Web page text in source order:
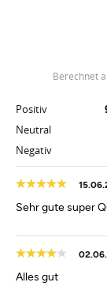
berechnet
Positiv
Neutral
Negativ
Sehr gute super
Alles gut